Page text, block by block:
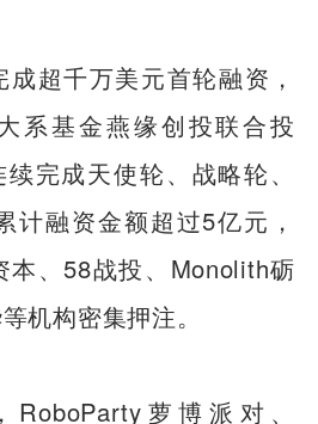
超千万美元首轮融资，
系基金燕缘创投联合投
完成天使轮、战略轮、
计融资金额超过5亿元，
本、58战投、Monolith砺
机构密集押注。
萝博派对、